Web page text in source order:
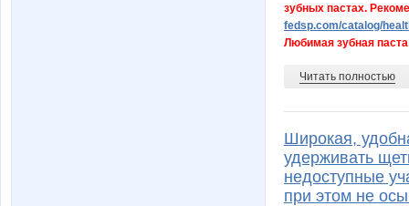
зубных пастах.
fedsp.com/catalog/
Любимая зубная
Читать полностью
Широкая,
удерживать
недоступные
при этом не